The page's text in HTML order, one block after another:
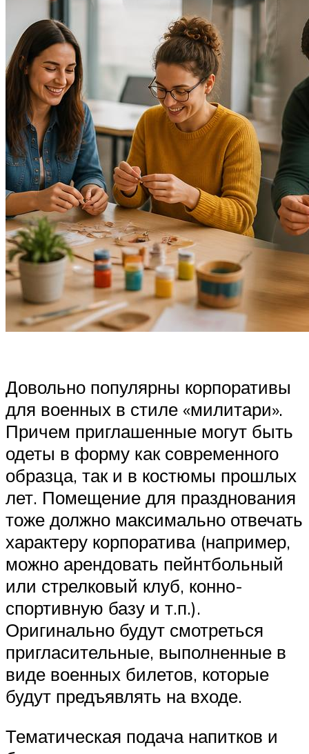
Довольно популярны корпоративы
для военных в стиле «милитари».
Причем приглашенные могут быть
одеты в форму как современного
образца, так и в костюмы прошлых
лет. Помещение для празднования
тоже должно максимально отвечать
характеру корпоратива (например,
можно арендовать пейнтбольный
или стрелковый клуб, конно-
спортивную базу и т.п.).
Оригинально будут смотреться
пригласительные, выполненные в
виде военных билетов, которые
будут предъявлять на входе.
Тематическая подача напитков и